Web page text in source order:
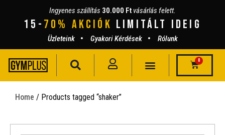
Ingyenes szállítás 30.000 Ft vásárlás felett.
15- 70% AKCIÓK lIMITÁLT IDEIG
Üzleteink Gyakori Kérdések Rólunk
0
Home / Products tagged “shaker”